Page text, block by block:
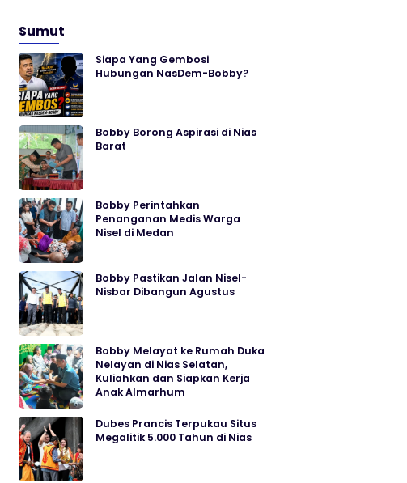
Sumut
Siapa Yang Gembosi
Hubungan NasDem-Bobby?
Bobby Borong Aspirasi di Nias
Barat
Bobby Perintahkan
Penanganan Medis Warga
Nisel di Medan
Bobby Pastikan Jalan Nisel-
Nisbar Dibangun Agustus
Bobby Melayat ke Rumah Duka
Nelayan di Nias Selatan,
Kuliahkan dan Siapkan Kerja
Anak Almarhum
Dubes Prancis Terpukau Situs
Megalitik 5.000 Tahun di Nias